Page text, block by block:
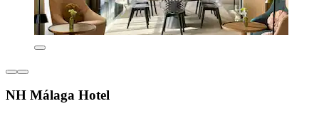
NH Málaga Hotel